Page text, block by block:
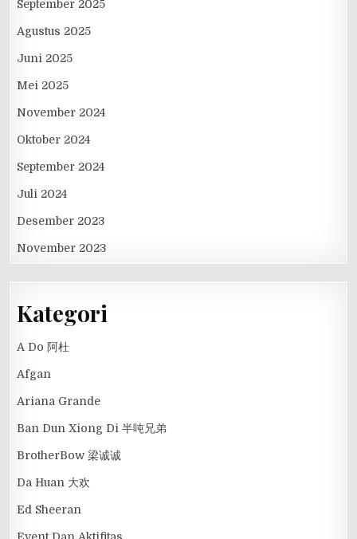
September 2025
Agustus 2025
Juni 2025
Mei 2025
November 2024
Oktober 2024
September 2024
Juli 2024
Desember 2023
November 2023
Kategori
A Do 阿杜
Afgan
Ariana Grande
Ban Dun Xiong Di 半吨兄弟
BrotherBow 梁诚诚
Da Huan 大欢
Ed Sheeran